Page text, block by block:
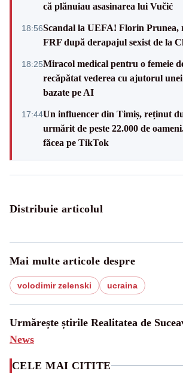
că plănuiau asasinarea lui Vučić
18:56Scandal la UEFA! Florin Prunea,
FRF după derapajul sexist de la
18:25Miracol medical pentru o femeie
recăpătat vederea cu ajutorul
bazate pe AI
17:44Un influencer din Timiș, reținut
urmărit de peste 22.000 de
făcea pe TikTok
Distribuie articolul
Mai multe articole despre
volodimir zelenski ucraina
Urmărește știrile Realitatea de
News
CELE MAI CITITE